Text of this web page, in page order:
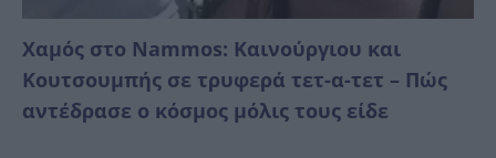
Χαμός στο Nammos: Καινούργιου και
Κουτσουμπής σε τρυφερά τετ-α-τετ – Πώς
αντέδρασε ο κόσμος μόλις τους είδε